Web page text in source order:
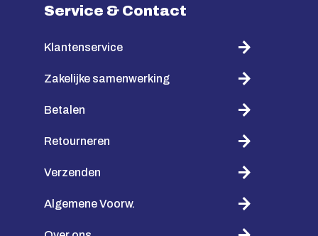
Service & Contact
Klantenservice
Zakelijke samenwerking
Betalen
Retourneren
Verzenden
Algemene Voorw.